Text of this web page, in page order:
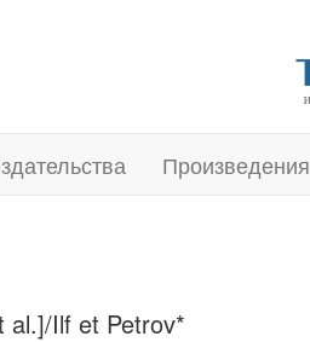
Произведения
al.]/Ilf et Petrov*